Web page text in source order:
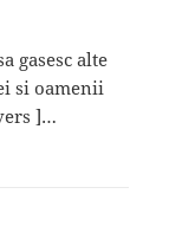
gasesc alte
si oamenii
]…